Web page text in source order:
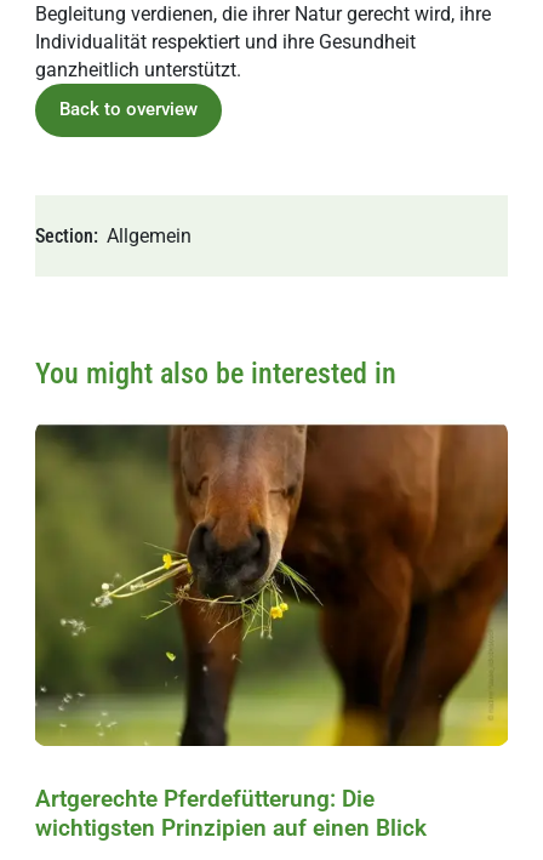
Begleitung verdienen, die ihrer Natur gerecht wird, ihre
Individualität respektiert und ihre Gesundheit
ganzheitlich unterstützt.
Section Allgemein
You might also be interested in
Artgerechte Pferdefütterung: Die
wichtigsten Prinzipien auf einen Blick
Back to overview